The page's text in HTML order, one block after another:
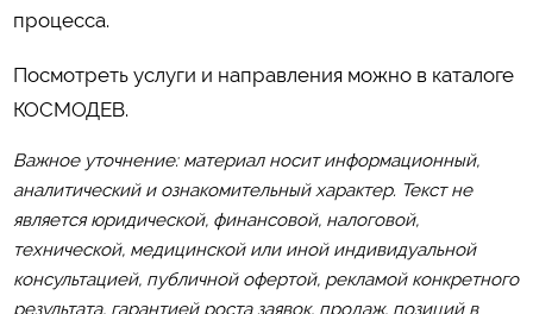
процесса.
Посмотреть услуги и направления можно в каталоге
КОСМОДЕВ.
Важное уточнение: материал носит информационный,
аналитический и ознакомительный характер. Текст не
является юридической, финансовой, налоговой,
технической, медицинской или иной индивидуальной
консультацией, публичной офертой, рекламой конкретного
результата, гарантией роста заявок, продаж, позиций в